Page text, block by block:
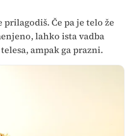
Če pa je telo že
lahko ista vadba
ampak ga prazni.